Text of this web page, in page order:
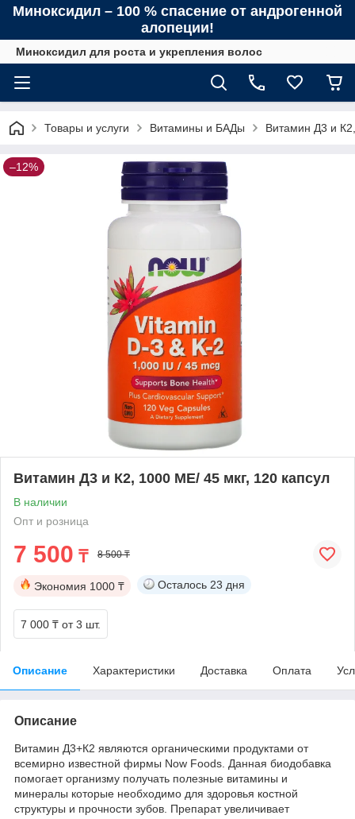
Миноксидил – 100 % спасение от андрогенной
алопеции!
Миноксидил для роста и укрепления волос
Товары и услуги Витамины и БАДы Витамин Д3 и
–12%
Витамин Д3 и К2, 1000 ME/ 45 мкг, 120 капсул
В наличии
Опт и розница
7 500 ₸ 8 500 ₸
Экономия 1000 ₸ Осталось 23 дня
7 000 ₸ от 3 шт.
Описание Характеристики Доставка Оплата
Описание
Витамин Д3+К2 являются органическими продуктами от
всемирно известной фирмы Now Foods. Данная биодобавка
помогает организму получать полезные витамины и
минералы которые необходимо для здоровья костной
структуры и прочности зубов. Препарат увеличивает